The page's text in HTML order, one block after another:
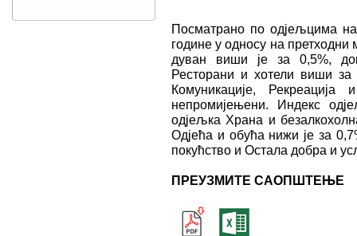
Посматрано по одјељцима
године у односу на
дуван виши је за 0,5%,
Ресторани и хотели виши
Комуникације,
непромијењени. Индекс
одјељка Храна и
Одјећа и обућа нижи је за
покућство и Остала добра и
ПРЕУЗМИТЕ САОПШТЕЊЕ